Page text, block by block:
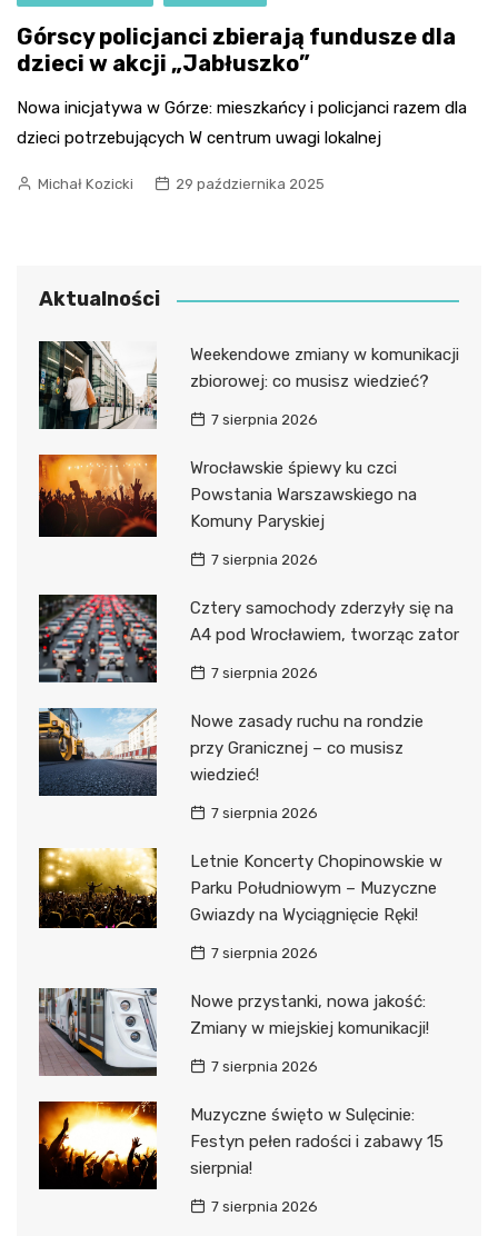
Górscy policjanci zbierają fundusze dla
dzieci w akcji „Jabłuszko”
Nowa inicjatywa w Górze: mieszkańcy i policjanci razem dla
dzieci potrzebujących W centrum uwagi lokalnej
Michał Kozicki 29 października 2025
Aktualności
Weekendowe zmiany w komunikacji
zbiorowej: co musisz wiedzieć?
7 sierpnia 2026
Wrocławskie śpiewy ku czci
Powstania Warszawskiego na
Komuny Paryskiej
7 sierpnia 2026
Cztery samochody zderzyły się na
A4 pod Wrocławiem, tworząc zator
7 sierpnia 2026
Nowe zasady ruchu na rondzie
przy Granicznej – co musisz
wiedzieć!
7 sierpnia 2026
Letnie Koncerty Chopinowskie w
Parku Południowym – Muzyczne
Gwiazdy na Wyciągnięcie Ręki!
7 sierpnia 2026
Nowe przystanki, nowa jakość:
Zmiany w miejskiej komunikacji!
7 sierpnia 2026
Muzyczne święto w Sulęcinie:
Festyn pełen radości i zabawy 15
sierpnia!
7 sierpnia 2026